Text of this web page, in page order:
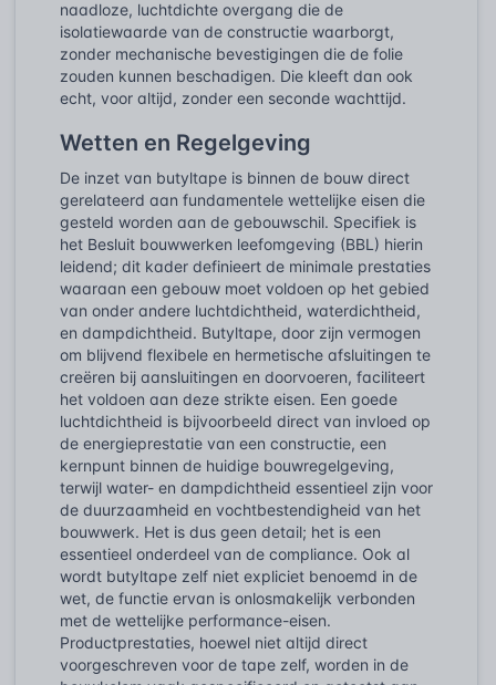
naadloze, luchtdichte overgang die de
isolatiewaarde van de constructie waarborgt,
zonder mechanische bevestigingen die de folie
zouden kunnen beschadigen. Die kleeft dan ook
echt, voor altijd, zonder een seconde wachttijd.
Wetten en Regelgeving
De inzet van butyltape is binnen de bouw direct
gerelateerd aan fundamentele wettelijke eisen die
gesteld worden aan de gebouwschil. Specifiek is
het Besluit bouwwerken leefomgeving (BBL) hierin
leidend; dit kader definieert de minimale prestaties
waaraan een gebouw moet voldoen op het gebied
van onder andere luchtdichtheid, waterdichtheid,
en dampdichtheid. Butyltape, door zijn vermogen
om blijvend flexibele en hermetische afsluitingen te
creëren bij aansluitingen en doorvoeren, faciliteert
het voldoen aan deze strikte eisen. Een goede
luchtdichtheid is bijvoorbeeld direct van invloed op
de energieprestatie van een constructie, een
kernpunt binnen de huidige bouwregelgeving,
terwijl water- en dampdichtheid essentieel zijn voor
de duurzaamheid en vochtbestendigheid van het
bouwwerk. Het is dus geen detail; het is een
essentieel onderdeel van de compliance. Ook al
wordt butyltape zelf niet expliciet benoemd in de
wet, de functie ervan is onlosmakelijk verbonden
met de wettelijke performance-eisen.
Productprestaties, hoewel niet altijd direct
voorgeschreven voor de tape zelf, worden in de